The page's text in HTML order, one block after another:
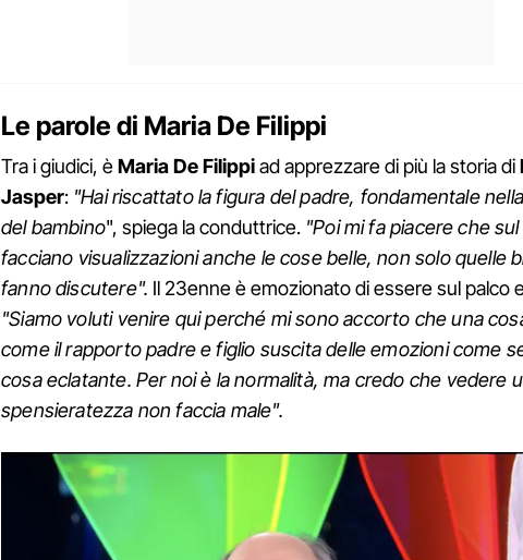
Le parole di Maria De Filippi
Tra i giudici, èMaria De Filippiad apprezzare di più la storia di
Jasper: "Hai riscattato la figura del padre, fondamentale
del bambino", spiega la conduttrice. "Poi mi fa piacere che
facciano visualizzazioni anche le cose belle, non solo quelle
fanno discutere". Il 23enne è emozionato di essere sul palco
"Siamo voluti venire qui perché mi sono accorto che una
come il rapporto padre e figlio suscita delle emozioni come
cosa eclatante. Per noi è la normalità, ma credo che vedere
spensieratezza non faccia male".